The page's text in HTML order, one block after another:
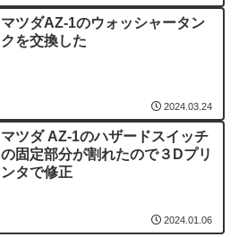
マツダAZ-1のウォッシャータン
クを交換した
2024.03.24
マツダ AZ-1のハザードスイッチ
の固定部分が割れたので３Dプリ
ンタで修正
2024.01.06